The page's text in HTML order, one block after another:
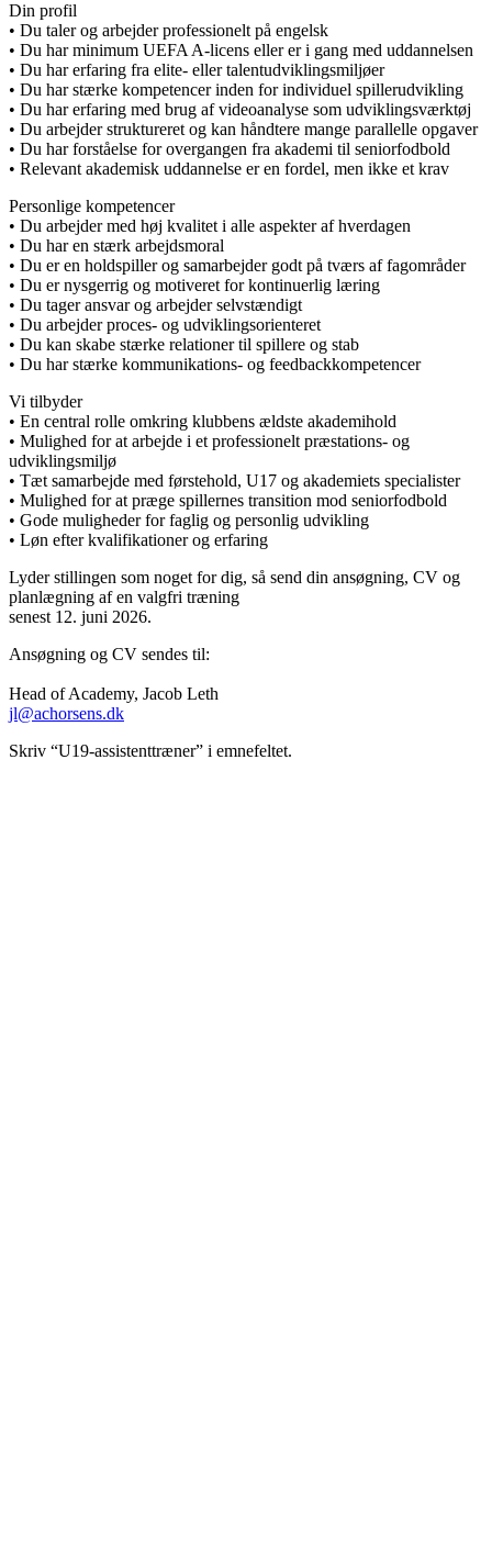
Din profil
• Du taler og arbejder professionelt på engelsk
• Du har minimum UEFA A-licens eller er i gang med uddannelsen
• Du har erfaring fra elite- eller talentudviklingsmiljøer
• Du har stærke kompetencer inden for individuel spillerudvikling
• Du har erfaring med brug af videoanalyse som udviklingsværktøj
• Du arbejder struktureret og kan håndtere mange parallelle opgaver
• Du har forståelse for overgangen fra akademi til seniorfodbold
• Relevant akademisk uddannelse er en fordel, men ikke et krav
Personlige kompetencer
• Du arbejder med høj kvalitet i alle aspekter af hverdagen
• Du har en stærk arbejdsmoral
• Du er en holdspiller og samarbejder godt på tværs af fagområder
• Du er nysgerrig og motiveret for kontinuerlig læring
• Du tager ansvar og arbejder selvstændigt
• Du arbejder proces- og udviklingsorienteret
• Du kan skabe stærke relationer til spillere og stab
• Du har stærke kommunikations- og feedbackkompetencer
Vi tilbyder
• En central rolle omkring klubbens ældste akademihold
• Mulighed for at arbejde i et professionelt præstations- og
udviklingsmiljø
• Tæt samarbejde med førstehold, U17 og akademiets specialister
• Mulighed for at præge spillernes transition mod seniorfodbold
• Gode muligheder for faglig og personlig udvikling
• Løn efter kvalifikationer og erfaring
Lyder stillingen som noget for dig, så send din ansøgning, CV og
planlægning af en valgfri træning
senest 12. juni 2026.
Ansøgning og CV sendes til:
Head of Academy, Jacob Leth
jl@achorsens.dk
Skriv “U19-assistenttræner” i emnefeltet.